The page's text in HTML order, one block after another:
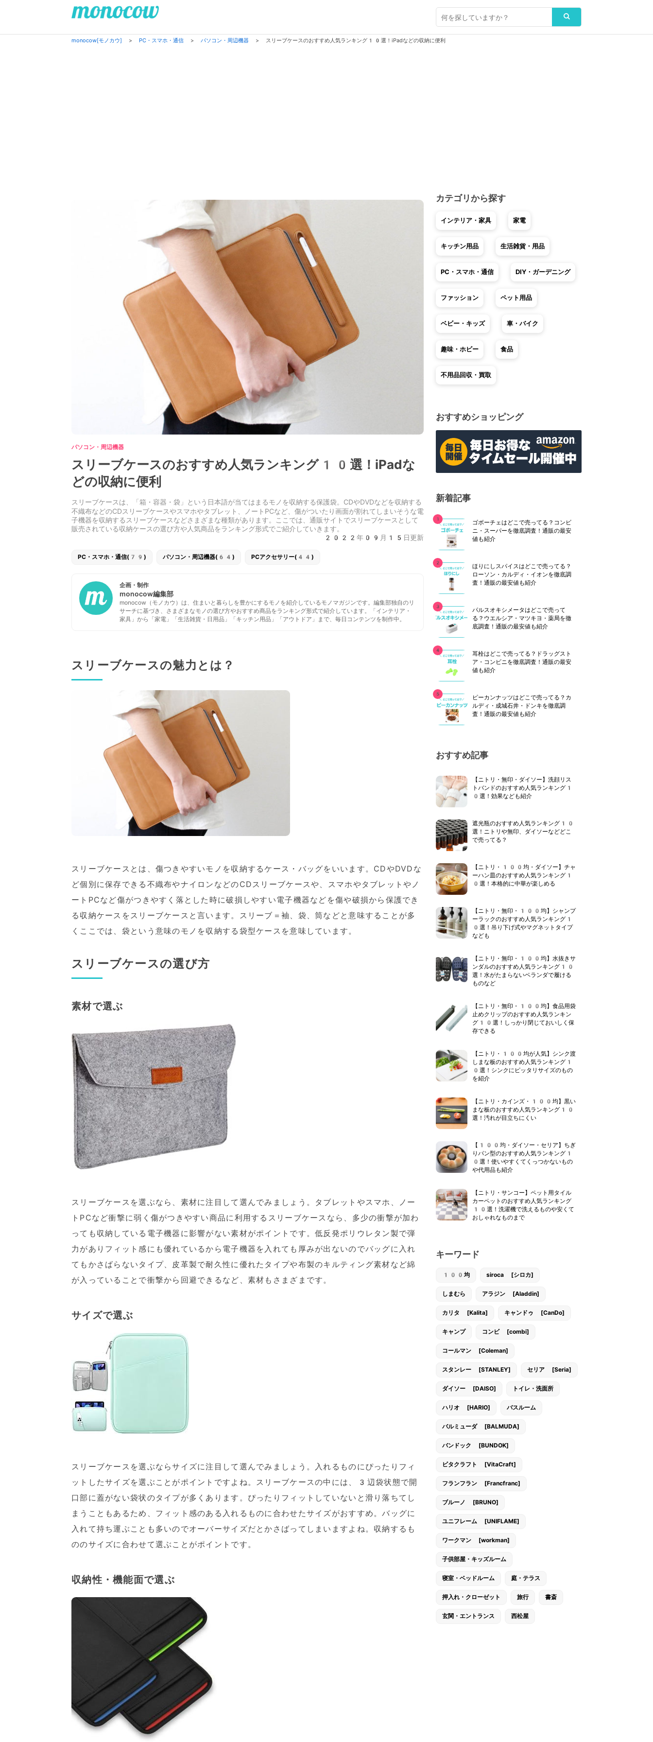
monocow[モノカウ] > PC・スマホ・通信 > パソコン・周辺機器 > スリーブケースのおすすめ人気ランキング10選！iPadなどの収納に便利
パソコン・周辺機器
スリーブケースのおすすめ人気ランキング10選！iPadな
どの収納に便利
スリーブケースは、「箱・容器・袋」という日本語が当てはまるモノを収納する保護袋。CDやDVDなどを収納する
不織布などのCDスリーブケースやスマホやタブレット、ノートPCなど、傷がついたり画面が割れてしまいそうな電
子機器を収納するスリーブケースなどさまざまな種類があります。ここでは、通販サイトでスリーブケースとして
販売されている収納ケースの選び方や人気商品をランキング形式でご紹介していきます。
2022年09月15日更新
PC・スマホ・通信(79) パソコン・周辺機器(64) PCアクセサリー(44)
企画・制作
monocow編集部
monocow（モノカウ）は、住まいと暮らしを豊かにするモノを紹介しているモノマガジンです。編集部独自のリ
サーチに基づき、さまざまなモノの選び方やおすすめ商品をランキング形式で紹介しています。「インテリア・
家具」から「家電」「生活雑貨・日用品」「キッチン用品」「アウトドア」まで、毎日コンテンツを制作中。
スリーブケースの魅力とは？
スリーブケースとは、傷つきやすいモノを収納するケース・バッグをいいます。CDやDVDな
ど個別に保存できる不織布やナイロンなどのCDスリーブケースや、スマホやタブレットやノ
ートPCなど傷がつきやすく落とした時に破損しやすい電子機器などを傷や破損から保護でき
る収納ケースをスリーブケースと言います。スリーブ＝袖、袋、筒などと意味することが多
くここでは、袋という意味のモノを収納する袋型ケースを意味しています。
スリーブケースの選び方
素材で選ぶ
スリーブケースを選ぶなら、素材に注目して選んでみましょう。タブレットやスマホ、ノー
トPCなど衝撃に弱く傷がつきやすい商品に利用するスリーブケースなら、多少の衝撃が加わ
っても収納している電子機器に影響がない素材がポイントです。低反発ポリウレタン製で弾
力がありフィット感にも優れているから電子機器を入れても厚みが出ないのでバッグに入れ
てもかさばらないタイプ、皮革製で耐久性に優れたタイプや布製のキルティング素材など綿
が入っていることで衝撃から回避できるなど、素材もさまざまです。
サイズで選ぶ
スリーブケースを選ぶならサイズに注目して選んでみましょう。入れるものにぴったりフィ
ットしたサイズを選ぶことがポイントですよね。スリーブケースの中には、3辺袋状態で開
口部に蓋がない袋状のタイプが多くあります。ぴったりフィットしていないと滑り落ちてし
まうこともあるため、フィット感のある入れるものに合わせたサイズがおすすめ。バッグに
入れて持ち運ぶことも多いのでオーバーサイズだとかさばってしまいますよね。収納するも
ののサイズに合わせて選ぶことがポイントです。
収納性・機能面で選ぶ
カテゴリから探す
インテリア・家具 家電
キッチン用品 生活雑貨・用品
PC・スマホ・通信 DIY・ガーデニング
ファッション ペット用品
ベビー・キッズ 車・バイク
趣味・ホビー 食品
不用品回収・買取
おすすめショッピング
新着記事
ゴボーチェはどこで売ってる？コンビ
ニ・スーパーを徹底調査！通販の最安
値も紹介
ほりにしスパイスはどこで売ってる？
ローソン・カルディ・イオンを徹底調
査！通販の最安値も紹介
パルスオキシメータはどこで売って
る？ウエルシア・マツキヨ・薬局を徹
底調査！通販の最安値も紹介
耳栓はどこで売ってる？ドラッグスト
ア・コンビニを徹底調査！通販の最安
値も紹介
ピーカンナッツはどこで売ってる？カ
ルディ・成城石井・ドンキを徹底調
査！通販の最安値も紹介
おすすめ記事
【ニトリ・無印・ダイソー】洗顔リス
トバンドのおすすめ人気ランキング1
0選！効果なども紹介
遮光瓶のおすすめ人気ランキング10
選！ニトリや無印、ダイソーなどどこ
で売ってる？
【ニトリ・100均・ダイソー】チャ
ーハン皿のおすすめ人気ランキング1
0選！本格的に中華が楽しめる
【ニトリ・無印・100均】シャンプ
ーラックのおすすめ人気ランキング1
0選！吊り下げ式やマグネットタイプ
なども
【ニトリ・無印・100均】水抜きサ
ンダルのおすすめ人気ランキング10
選！水がたまらないベランダで履ける
ものなど
【ニトリ・無印・100均】食品用袋
止めクリップのおすすめ人気ランキン
グ10選！しっかり閉じておいしく保
存できる
【ニトリ・100均が人気】シンク渡
しまな板のおすすめ人気ランキング1
0選！シンクにピッタリサイズのもの
を紹介
【ニトリ・カインズ・100均】黒い
まな板のおすすめ人気ランキング10
選！汚れが目立ちにくい
【100均・ダイソー・セリア】ちぎ
りパン型のおすすめ人気ランキング1
0選！使いやすくてくっつかないもの
や代用品も紹介
【ニトリ・サンコー】ペット用タイル
カーペットのおすすめ人気ランキング
10選！洗濯機で洗えるものや安くて
おしゃれなものまで
キーワード
100均 siroca [シロカ]
しまむら アラジン [Aladdin]
カリタ [Kalita] キャンドゥ [CanDo]
キャンプ コンビ [combi]
コールマン [Coleman]
スタンレー [STANLEY] セリア [Seria]
ダイソー [DAISO] トイレ・洗面所
ハリオ [HARIO] バスルーム
バルミューダ [BALMUDA]
バンドック [BUNDOK]
ビタクラフト [VitaCraft]
フランフラン [Francfranc]
ブルーノ [BRUNO]
ユニフレーム [UNIFLAME]
ワークマン [workman]
子供部屋・キッズルーム
寝室・ベッドルーム 庭・テラス
押入れ・クローゼット 旅行 書斎
玄関・エントランス 西松屋